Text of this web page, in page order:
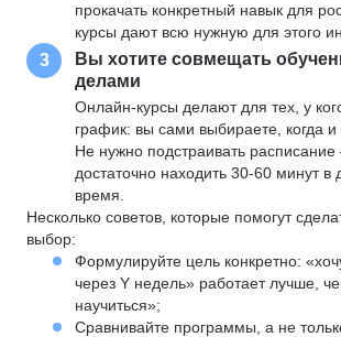
прокачать конкретный навык для
курсы дают всю нужную для этого
3
Вы хотите совмещать
делами
Онлайн-курсы делают для тех, у
график: вы сами выбираете, когда и
Не нужно подстраивать
достаточно находить 30-60 минут в
время.
Несколько советов, которые помогут
выбор:
Формулируйте цель конкретно:
через Y недель» работает лучше,
научиться»;
Сравнивайте программы, а не